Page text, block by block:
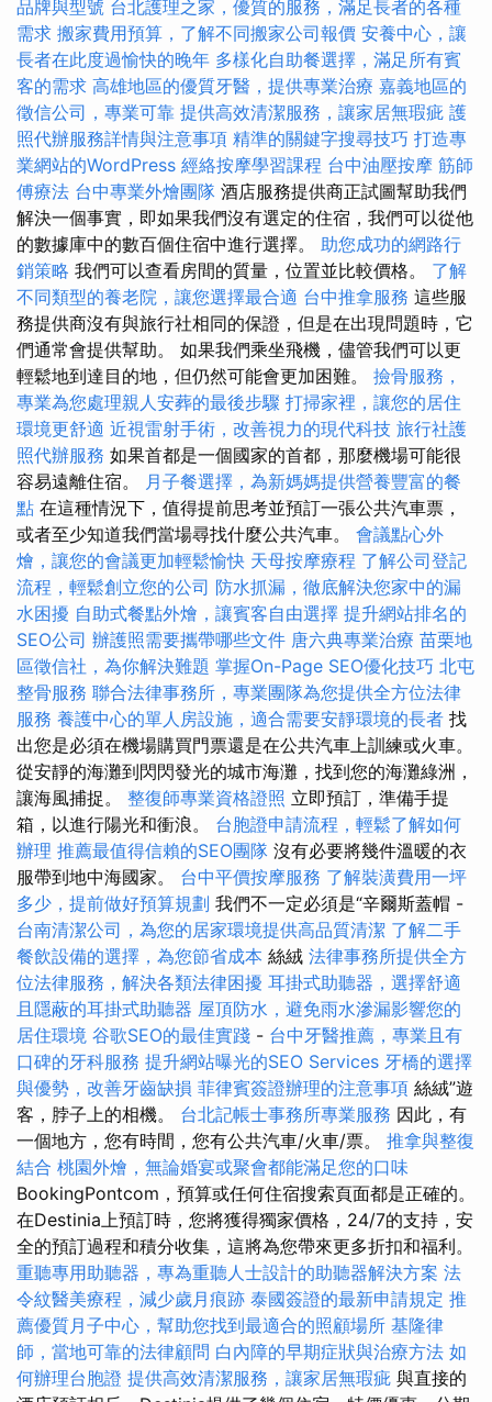
品牌與型號 台北護理之家，優質的服務，滿足長者的各種
需求 搬家費用預算，了解不同搬家公司報價 安養中心，讓
長者在此度過愉快的晚年 多樣化自助餐選擇，滿足所有賓
客的需求 高雄地區的優質牙醫，提供專業治療 嘉義地區的
徵信公司，專業可靠 提供高效清潔服務，讓家居無瑕疵 護
照代辦服務詳情與注意事項 精準的關鍵字搜尋技巧 打造專
業網站的WordPress 經絡按摩學習課程 台中油壓按摩 筋師
傅療法 台中專業外燴團隊 酒店服務提供商正試圖幫助我們
解決一個事實，即如果我們沒有選定的住宿，我們可以從他
的數據庫中的數百個住宿中進行選擇。 助您成功的網路行
銷策略 我們可以查看房間的質量，位置並比較價格。 了解
不同類型的養老院，讓您選擇最合適 台中推拿服務 這些服
務提供商沒有與旅行社相同的保證，但是在出現問題時，它
們通常會提供幫助。 如果我們乘坐飛機，儘管我們可以更
輕鬆地到達目的地，但仍然可能會更加困難。 撿骨服務，
專業為您處理親人安葬的最後步驟 打掃家裡，讓您的居住
環境更舒適 近視雷射手術，改善視力的現代科技 旅行社護
照代辦服務 如果首都是一個國家的首都，那麼機場可能很
容易遠離住宿。
月子餐選擇，為新媽媽提供營養豐富的餐
點 在這種情況下，值得提前思考並預訂一張公共汽車票，
或者至少知道我們當場尋找什麼公共汽車。 會議點心外
燴，讓您的會議更加輕鬆愉快 天母按摩療程 了解公司登記
流程，輕鬆創立您的公司 防水抓漏，徹底解決您家中的漏
水困擾 自助式餐點外燴，讓賓客自由選擇 提升網站排名的
SEO公司 辦護照需要攜帶哪些文件 唐六典專業治療 苗栗地
區徵信社，為你解決難題 掌握On-Page SEO優化技巧 北屯
整骨服務 聯合法律事務所，專業團隊為您提供全方位法律
服務 養護中心的單人房設施，適合需要安靜環境的長者 找
出您是必須在機場購買門票還是在公共汽車上訓練或火車。
從安靜的海灘到閃閃發光的城市海灘，找到您的海灘綠洲，
讓海風捕捉。 整復師專業資格證照 立即預訂，準備手提
箱，以進行陽光和衝浪。 台胞證申請流程，輕鬆了解如何
辦理 推薦最值得信賴的SEO團隊 沒有必要將幾件溫暖的衣
服帶到地中海國家。 台中平價按摩服務 了解裝潢費用一坪
多少，提前做好預算規劃 我們不一定必須是“辛爾斯蓋帽 -
台南清潔公司，為您的居家環境提供高品質清潔 了解二手
餐飲設備的選擇，為您節省成本 絲絨 法律事務所提供全方
位法律服務，解決各類法律困擾 耳掛式助聽器，選擇舒適
且隱蔽的耳掛式助聽器 屋頂防水，避免雨水滲漏影響您的
居住環境 谷歌SEO的最佳實踐 - 台中牙醫推薦，專業且有
口碑的牙科服務 提升網站曝光的SEO Services 牙橋的選擇
與優勢，改善牙齒缺損 菲律賓簽證辦理的注意事項 絲絨”遊
客，脖子上的相機。 台北記帳士事務所專業服務 因此，有
一個地方，您有時間，您有公共汽車/火車/票。 推拿與整復
結合 桃園外燴，無論婚宴或聚會都能滿足您的口味
BookingPontcom，預算或任何住宿搜索頁面都是正確的。
在Destinia上預訂時，您將獲得獨家價格，24/7的支持，安
全的預訂過程和積分收集，這將為您帶來更多折扣和福利。
重聽專用助聽器，專為重聽人士設計的助聽器解決方案 法
令紋醫美療程，減少歲月痕跡 泰國簽證的最新申請規定 推
薦優質月子中心，幫助您找到最適合的照顧場所 基隆律
師，當地可靠的法律顧問 白內障的早期症狀與治療方法 如
何辦理台胞證 提供高效清潔服務，讓家居無瑕疵 與直接的